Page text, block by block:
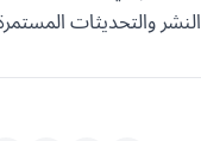
النشر والتحديثات